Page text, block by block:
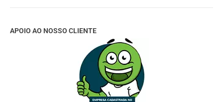
APOIO AO NOSSO CLIENTE